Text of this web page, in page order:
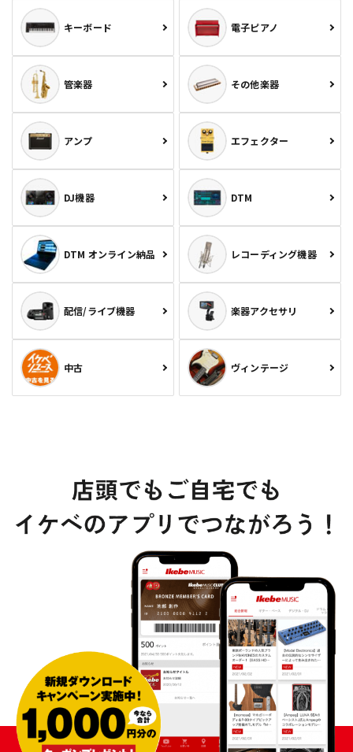
キーボード 電子ピアノ
管楽器 その他楽器
アンプ エフェクター
DJ機器 DTM
DTM オンライン納品 レコーディング機器
配信/ライブ機器 楽器アクセサリ
中古 ヴィンテージ